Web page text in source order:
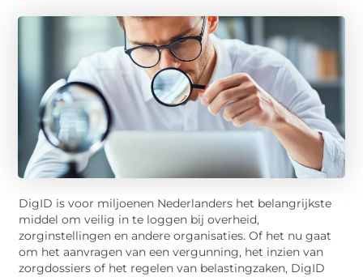
DigID is voor miljoenen Nederlanders het belangrijkste
middel om veilig in te loggen bij overheid,
zorginstellingen en andere organisaties. Of het nu gaat
om het aanvragen van een vergunning, het inzien van
zorgdossiers of het regelen van belastingzaken, DigID